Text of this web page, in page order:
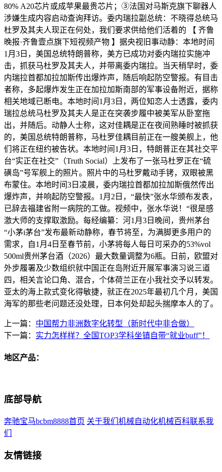
80% A20芯片或成苹果最贵芯片；③法国对马斯克旗下聊器人
涉嫌生成内容启动查询拜访。委内瑞拉副总统：不晓得总统马
杜罗及其夫人现正在何处，我们要求供给他们活着的 【 齐鲁
晚报·齐鲁壹点旗下短视频产物 】据央视旧事动静：本地时间
1月3日，美国总统特朗普称，美方已成功对委内瑞拉实施冲
击，抓获马杜罗及其夫人，并带离委内瑞拉。当天稍早时，委
内瑞拉首都加拉加斯传出爆炸声，随后响起防空警报。有目击
者称，多起爆炸发生正在加拉加斯南部的军事设备附近，据称
相关地域已断电。本地时间1月3日，两位知恋人士透露，委内
瑞拉总统马杜罗及其夫人是正在突袭步履中被美军从卧室拖
出，并随后。动静人士称，这对佳耦是正在夜间熟睡时被抓获
的，美国总统特朗普称，马杜罗佳耦目前正在一艘美舰上，他
们将正在纽约被告状。本地时间1月3日，特朗普正在其社交平
台“实正在社交”（Truth Social）上发布了一张马杜罗正在“硫
磺岛”号军舰上的照片。照片中的马杜罗戴动手铐，双眼被黑
布蒙住。本地时间3日凌晨，委内瑞拉首都加拉加斯俄然传出
爆炸声，并响起防空警报。1月2日，“最快”张水华颁布发表，
已辞去福建省附一病院的工做。视频中，张水华说！“很是感
激大师的支撑取激励。每经编纂：河1月3日晚间，贵州茅台
“小茅i茅台”发布最新动静称，春节将至，为满脚更多用户的
需求，自1月4日至春节前，小茅将每人每日可采办的53%vol
500ml贵州茅台酒（2026）最大数量调整为6瓶。日前，欧盟对
外步履署及少数组织就中国正在岛附近开展军事演习说三道
四，相关言论口角、混合，个体荷兰正在小我社交予以转发。
亚太的海上款式变化得敏捷，就正在2025年最初几个月，美国
海军的那些老问题还没处理，日本何处却起头揣摩本人的了。
上一篇： 中国帮力非洲数字化转型（新时代中非合做）
下一篇： 实力怎样样？全国TOP3学科坐镇自带“就业buff”！
地区产品：
底部导航
奔驰宝马bcbm8888首页 关于我们 机械自动化机械百科联系我
们
友情链接